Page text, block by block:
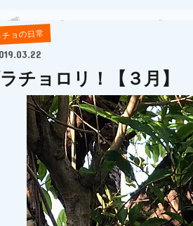
ョの日常
チョロリ！【３月】